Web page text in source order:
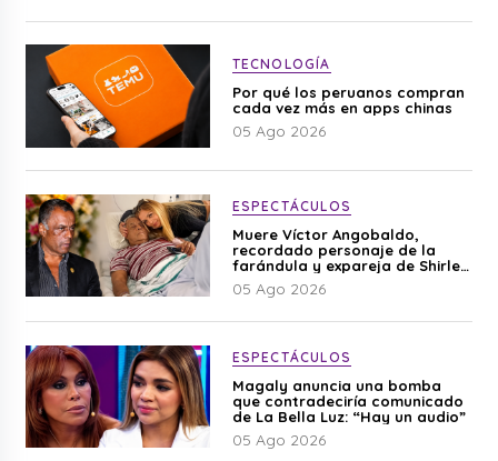
TECNOLOGÍA
Por qué los peruanos compran
cada vez más en apps chinas
05 Ago 2026
ESPECTÁCULOS
Muere Víctor Angobaldo,
recordado personaje de la
farándula y expareja de Shirley
Cherres
05 Ago 2026
ESPECTÁCULOS
Magaly anuncia una bomba
que contradeciría comunicado
de La Bella Luz: “Hay un audio”
05 Ago 2026